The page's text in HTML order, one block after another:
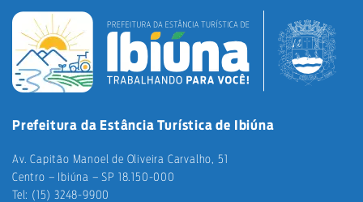
Prefeitura da Estância Turística de Ibiúna
Av. Capitão Manoel de Oliveira Carvalho, 51
Centro – Ibiúna – SP 18.150-000
Tel: (15) 3248-9900